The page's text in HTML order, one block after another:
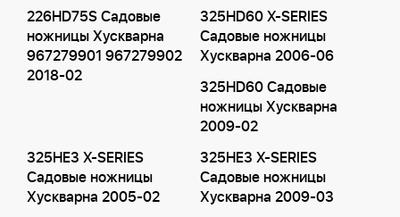
226HD75S Садовые
ножницы Хускварна
967279901 967279902
2018-02
325HD60 X-SERIES
Садовые ножницы
Хускварна 2006-06
325HD60 Садовые
ножницы Хускварна
2009-02
325HE3 X-SERIES
Садовые ножницы
Хускварна 2005-02
325HE3 X-SERIES
Садовые ножницы
Хускварна 2009-03